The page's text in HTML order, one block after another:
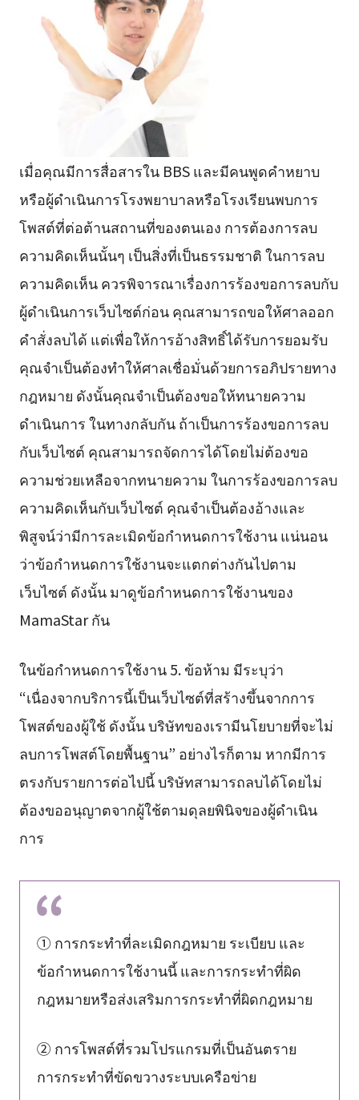
เมื่อคุณมีการสื่อสารใน BBS และมีคนพูดคำหยาบ
หรือผู้ดำเนินการโรงพยาบาลหรือโรงเรียนพบการ
โพสต์ที่ต่อต้านสถานที่ของตนเอง การต้องการลบ
ความคิดเห็นนั้นๆ เป็นสิ่งที่เป็นธรรมชาติ ในการลบ
ความคิดเห็น ควรพิจารณาเรื่องการร้องขอการลบกับ
ผู้ดำเนินการเว็บไซต์ก่อน คุณสามารถขอให้ศาลออก
คำสั่งลบได้ แต่เพื่อให้การอ้างสิทธิ์ได้รับการยอมรับ
คุณจำเป็นต้องทำให้ศาลเชื่อมั่นด้วยการอภิปรายทาง
กฎหมาย ดังนั้นคุณจำเป็นต้องขอให้ทนายความ
ดำเนินการ ในทางกลับกัน ถ้าเป็นการร้องขอการลบ
กับเว็บไซต์ คุณสามารถจัดการได้โดยไม่ต้องขอ
ความช่วยเหลือจากทนายความ ในการร้องขอการลบ
ความคิดเห็นกับเว็บไซต์ คุณจำเป็นต้องอ้างและ
พิสูจน์ว่ามีการละเมิดข้อกำหนดการใช้งาน แน่นอน
ว่าข้อกำหนดการใช้งานจะแตกต่างกันไปตาม
เว็บไซต์ ดังนั้น มาดูข้อกำหนดการใช้งานของ
MamaStar กัน
ในข้อกำหนดการใช้งาน 5. ข้อห้าม มีระบุว่า
“เนื่องจากบริการนี้เป็นเว็บไซต์ที่สร้างขึ้นจากการ
โพสต์ของผู้ใช้ ดังนั้น บริษัทของเรามีนโยบายที่จะไม่
ลบการโพสต์โดยพื้นฐาน” อย่างไรก็ตาม หากมีการ
ตรงกับรายการต่อไปนี้ บริษัทสามารถลบได้โดยไม่
ต้องขออนุญาตจากผู้ใช้ตามดุลยพินิจของผู้ดำเนิน
การ
① การกระทำที่ละเมิดกฎหมาย ระเบียบ และ
ข้อกำหนดการใช้งานนี้ และการกระทำที่ผิด
กฎหมายหรือส่งเสริมการกระทำที่ผิดกฎหมาย
② การโพสต์ที่รวมโปรแกรมที่เป็นอันตราย
การกระทำที่ขัดขวางระบบเครือข่าย